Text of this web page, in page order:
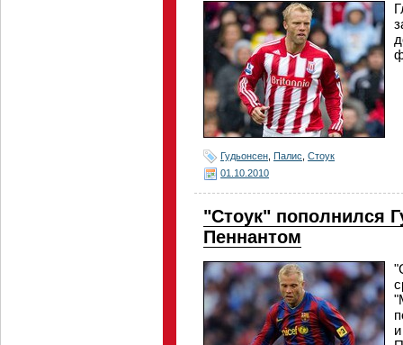
Гудьонсен Палис Стоук
01.10.2010
"Стоук" пополнился
Пеннантом